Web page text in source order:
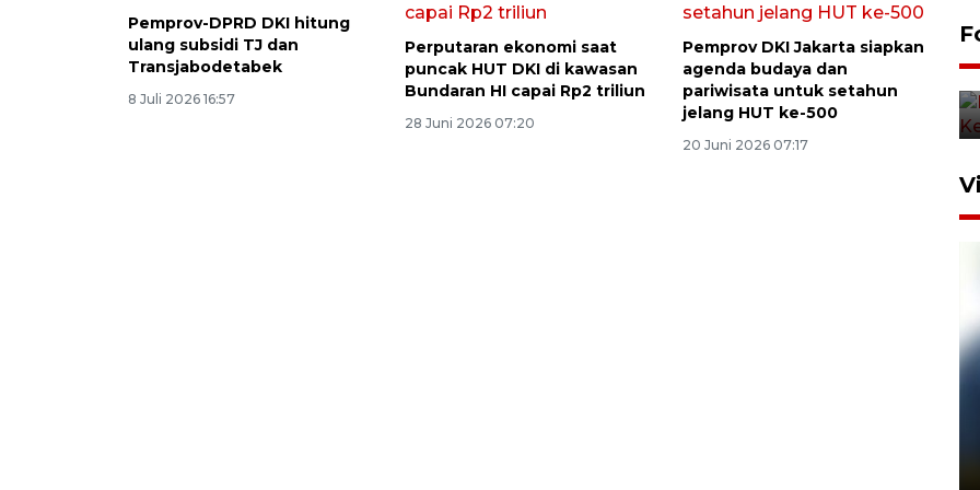
Pemprov-DPRD DKI hitung
ulang subsidi TJ dan
Transjabodetabek
8 Juli 2026 16:57
Perputaran ekonomi saat
puncak HUT DKI di kawasan
Bundaran HI capai Rp2 triliun
28 Juni 2026 07:20
Pemprov DKI Jakarta siapkan
agenda budaya dan
pariwisata untuk setahun
jelang HUT ke-500
20 Juni 2026 07:17
perlintasan sebidang di
Stasiun Bogor
12 Juni 2026 18:49